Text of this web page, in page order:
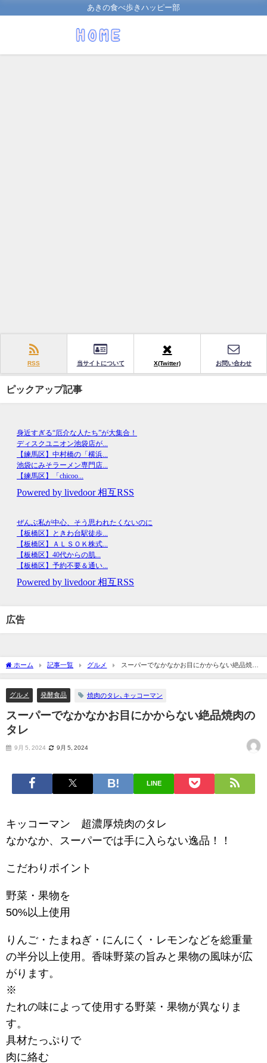
あきの食べ歩きハッピー部
RSS 当サイトについて X(Twitter) お問い合わせ
ピックアップ記事
広告
ホーム 記事一覧 グルメ
スーパーでなかなかお目にかからない絶品焼肉
のタレ
グルメ 発酵食品 焼肉のタレ､キッコーマン
スーパーでなかなかお目にかからない絶品焼肉の
タレ
9月 5, 2024 9月 5, 2024
LINE
キッコーマン 超濃厚焼肉のタレ
なかなか、スーパーでは手に入らない逸品！！
こだわりポイント
野菜・果物を
50%以上使用
りんご・たまねぎ・にんにく・レモンなどを総重量
の半分以上使用。香味野菜の旨みと果物の風味が広
がります。
※
たれの味によって使用する野菜・果物が異なりま
す。
具材たっぷりで
肉に絡む